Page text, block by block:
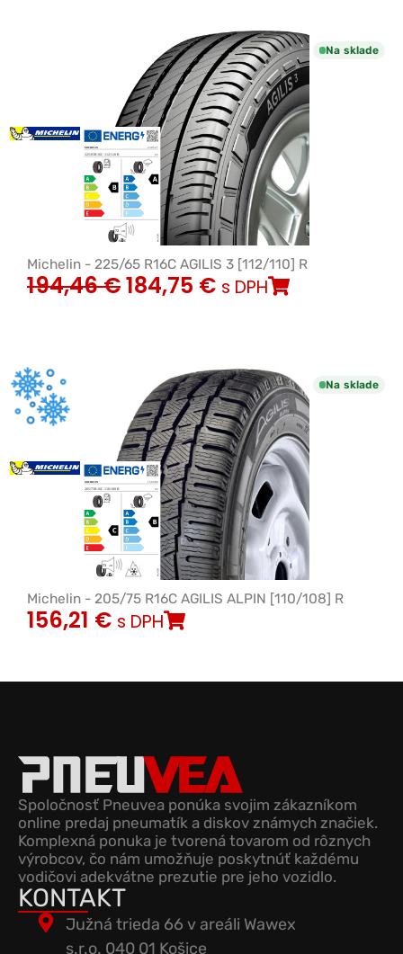
Na sklade
Michelin - 225/65 R16C AGILIS 3 [112/110] R
194,46€184,75 € s DPH
Na sklade
Michelin - 205/75 R16C AGILIS ALPIN [110/108] R
156,21 € s DPH
Spoločnosť Pneuvea ponúka svojim zákazníkom
online predaj pneumatík a diskov známych značiek.
Komplexná ponuka je tvorená tovarom od rôznych
výrobcov, čo nám umožňuje poskytnúť každému
vodičovi adekvátne prezutie pre jeho vozidlo.
KONTAKT
Južná trieda 66 v areáli Wawex
s.r.o. 040 01 Košice